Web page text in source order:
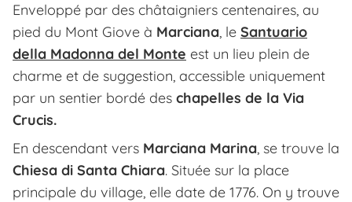
Enveloppé par des châtaigniers centenaires, au
pied du Mont Giove à Marciana, le Santuario
della Madonna del Monte est un lieu plein de
charme et de suggestion, accessible uniquement
par un sentier bordé des chapelles de la Via
Crucis.
En descendant vers Marciana Marina, se trouve la
Chiesa di Santa Chiara. Située sur la place
principale du village, elle date de 1776. On y trouve